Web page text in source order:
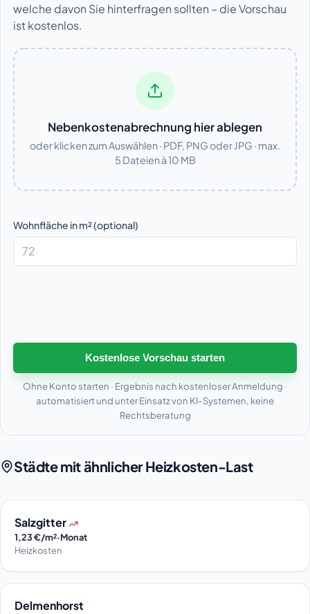
welche davon Sie hinterfragen sollten – die Vorschau
ist kostenlos.
Nebenkostenabrechnung hier ablegen
oder klicken zum Auswählen · PDF, PNG oder JPG · max.
5 Dateien à 10 MB
Wohnfläche in m² (optional)
Kostenlose Vorschau starten
Ohne Konto starten · Ergebnis nach kostenloser Anmeldung ·
automatisiert und unter Einsatz von KI-Systemen, keine
Rechtsberatung
Städte mit ähnlicher Heizkosten-Last
Salzgitter
1,23 €/m²·Monat
Heizkosten
Delmenhorst